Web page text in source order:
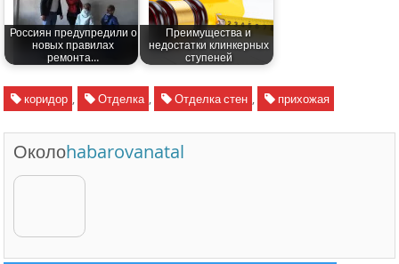
Россиян предупредили о
новых правилах
ремонта…
Преимущества и
недостатки клинкерных
ступеней
коридор , Отделка , Отделка стен , прихожая
Околоhabarovanatal